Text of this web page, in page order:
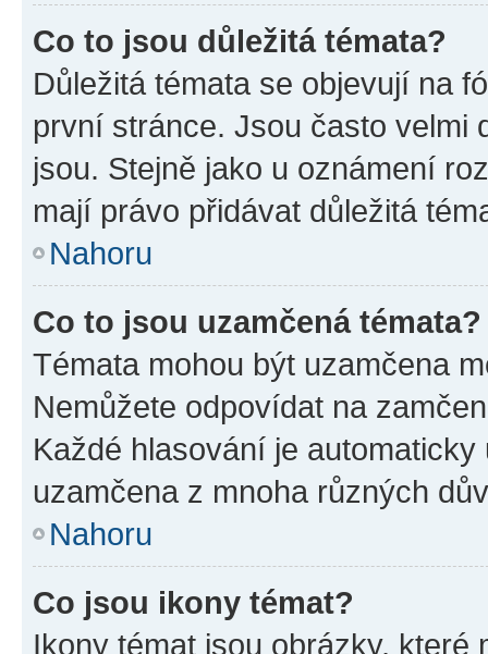
Co to jsou důležitá témata?
Důležitá témata se objevují na
první stránce. Jsou často velmi
jsou. Stejně jako u oznámení
mají právo přidávat důležitá
Nahoru
Co to jsou uzamčená témata?
Témata mohou být uzamčena
Nemůžete odpovídat na
Každé hlasování je
uzamčena z mnoha různých
Nahoru
Co jsou ikony témat?
Ikony témat jsou obrázky,